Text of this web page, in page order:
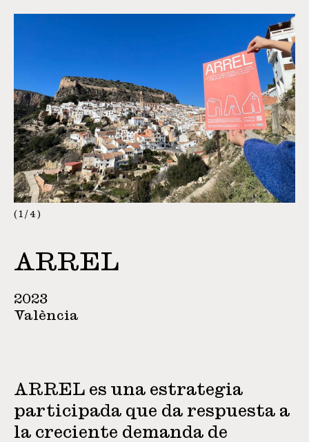
1 / 4
ARREL
2023
València
ARREL es una estrategia
participada que da respuesta a
la creciente demanda de